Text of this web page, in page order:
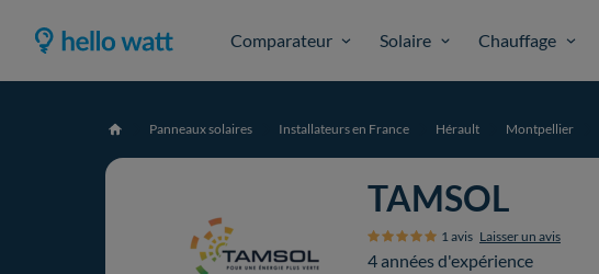
Comparateur Solaire Chauffage
Accueil Panneaux solaires Installateurs en France Hérault Montpellier
TAMSOL
1 avis Laisser un avis
4 années d'expérience